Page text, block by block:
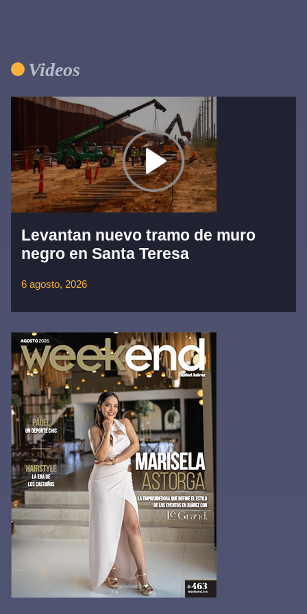
Videos
Levantan nuevo tramo de muro
negro en Santa Teresa
6 agosto, 2026